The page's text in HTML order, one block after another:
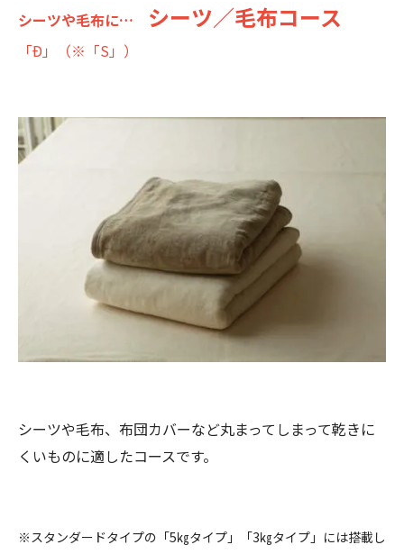
シーツや毛布に… シーツ／毛布コース
「Ð」（※「S」）
シーツや毛布、布団カバーなど丸まってしまって乾きに
くいものに適したコースです。
※スタンダードタイプの「5㎏タイプ」「3㎏タイプ」には搭載し